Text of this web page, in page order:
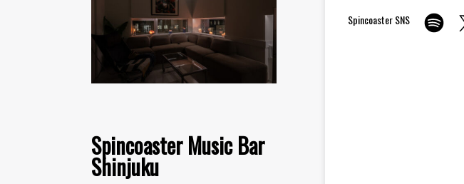
Spincoaster Music Bar
Shinjuku
Spincoaster SNS